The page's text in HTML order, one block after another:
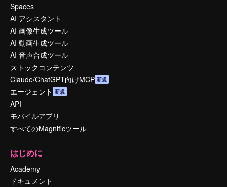
Spaces
AI アシスタント
AI 画像生成ツール
AI 動画生成ツール
AI 音声合成ツール
ストックコンテンツ
Claude/ChatGPT向けMCP 新規
エージェント 新規
API
モバイルアプリ
すべてのMagnificツール
はじめに
Academy
ドキュメント